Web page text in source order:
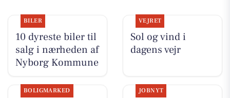
BILER
10 dyreste biler til
salg i nærheden af
Nyborg Kommune
VEJRET
Sol og vind i
dagens vejr
BOLIGMARKED JOBNYT